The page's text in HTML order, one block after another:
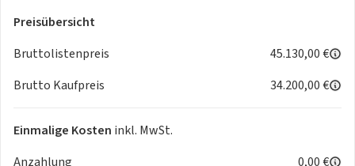
📦 Panorama-Navigations-Paket:
- PEUGEOT i-Connect Advanced mit 21"-HD-Curved-
- Navigationssystem: Echtzeitnavigation „by TomTom
- Natürliche Sprachsteuerung „OK PEUGEOT“
Preisübersicht
Bruttolistenpreis
45.130,00 €
Brutto Kaufpreis
34.200,00 €
Einmalige Kosten inkl. MwSt.
Anzahlung
0,00 €